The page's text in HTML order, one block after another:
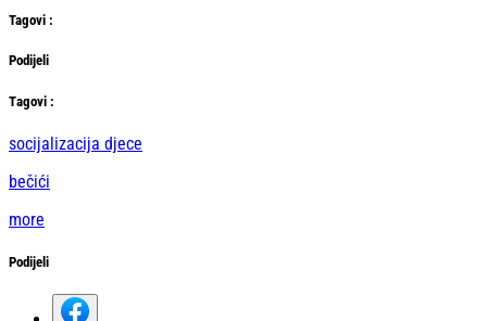
Tagovi :
Podijeli
Тagovi :
socijalizacija djece
bečići
more
Podijeli